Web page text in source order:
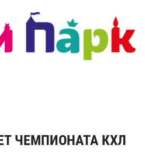
ЧЕМПИОНАТА КХЛ